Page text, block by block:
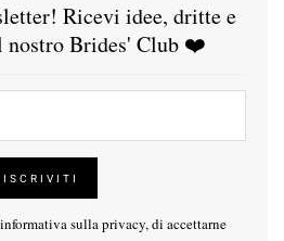
Ricevi idee, dritte e
nostro Brides' Club ❤️
informativa sulla privacy, di accettarne